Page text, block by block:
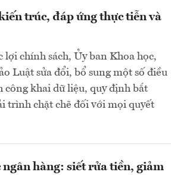
trúc, đáp ứng thực tiễn và
chính sách, Ủy ban Khoa học,
Luật sửa đổi, bổ sung một số điều
công khai dữ liệu, quy định bắt
trình chặt chẽ đối với mọi quyết
hàng: siết rửa tiền, giảm